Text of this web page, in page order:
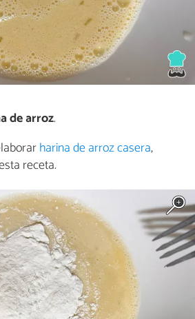
de arroz.
harina de arroz casera,
receta.